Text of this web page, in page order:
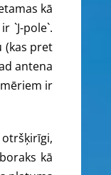
kā
`J-pole`.
(kas pret
antena
ir
kā